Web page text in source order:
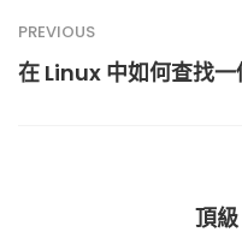
PREVIOUS
在 Linux 中如何查找
頂